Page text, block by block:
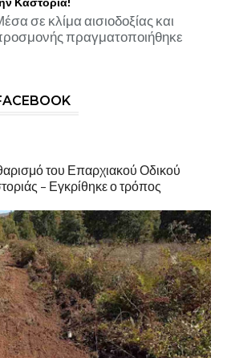
σε κλίμα αισιοδοξίας και
πραγματοποιήθηκε
του Επαρχιακού Οδικού
– Εγκρίθηκε ο τρόπος